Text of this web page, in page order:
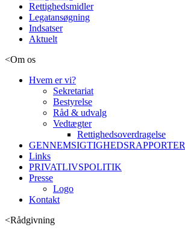
Rettighedsmidler
Legatansøgning
Indsatser
Aktuelt
<Om os
Hvem er vi?
Sekretariat
Bestyrelse
Råd & udvalg
Vedtægter
Rettighedsoverdragelse
GENNEMSIGTIGHEDSRAPPORTER
Links
PRIVATLIVSPOLITIK
Presse
Logo
Kontakt
<Rådgivning